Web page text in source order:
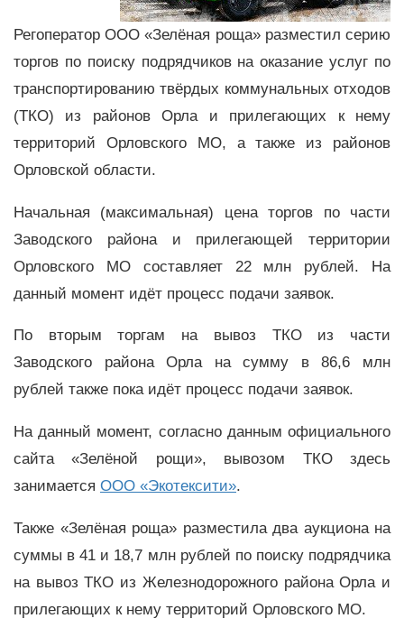
Регоператор ООО «Зелёная роща» разместил серию
торгов по поиску подрядчиков на оказание услуг по
транспортированию твёрдых коммунальных отходов
(ТКО) из районов Орла и прилегающих к нему
территорий Орловского МО, а также из районов
Орловской области.
Начальная (максимальная) цена торгов по части
Заводского района и прилегающей территории
Орловского МО составляет 22 млн рублей. На
данный момент идёт процесс подачи заявок.
По вторым торгам на вывоз ТКО из части
Заводского района Орла на сумму в 86,6 млн
рублей также пока идёт процесс подачи заявок.
На данный момент, согласно данным официального
сайта «Зелёной рощи», вывозом ТКО здесь
занимается ООО «Экотексити».
Также «Зелёная роща» разместила два аукциона на
суммы в 41 и 18,7 млн рублей по поиску подрядчика
на вывоз ТКО из Железнодорожного района Орла и
прилегающих к нему территорий Орловского МО.